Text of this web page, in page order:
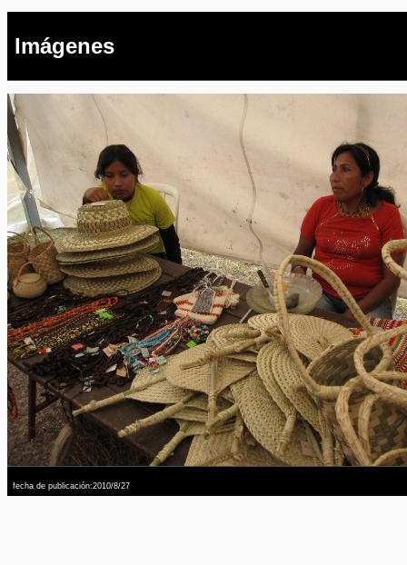
Imágenes
fecha de publicación:2010/8/27